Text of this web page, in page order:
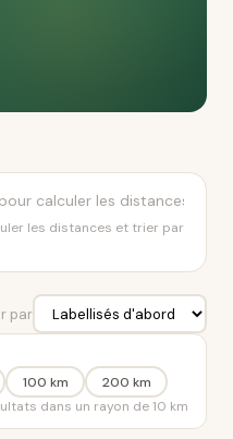
les distances et trier par
par
100 km
200 km
dans un rayon de 10 km